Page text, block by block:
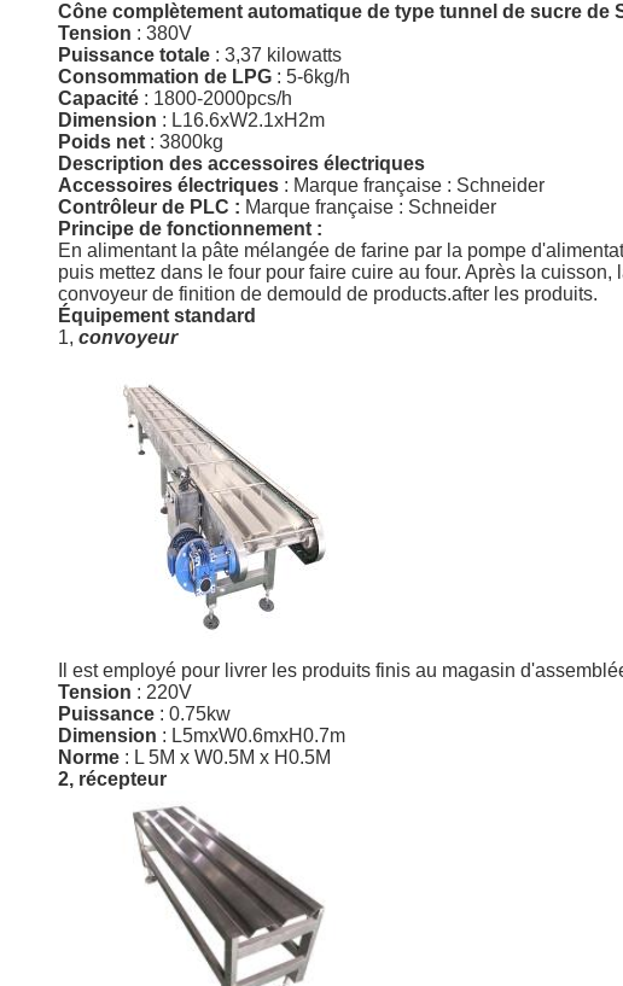
Cône complètement automatique de type tunnel de sucre de
Tension : 380V
Puissance totale : 3,37 kilowatts
Consommation de LPG : 5-6kg/h
Capacité : 1800-2000pcs/h
Dimension : L16.6xW2.1xH2m
Poids net : 3800kg
Description des accessoires électriques
Accessoires électriques : Marque française : Schneider
Contrôleur de PLC : Marque française : Schneider
Principe de fonctionnement :
En alimentant la pâte mélangée de farine par la pompe
puis mettez dans le four pour faire cuire au four. Après la
convoyeur de finition de demould de products.after les produits.
Équipement standard
1, convoyeur
Il est employé pour livrer les produits finis au magasin
Tension : 220V
Puissance : 0.75kw
Dimension : L5mxW0.6mxH0.7m
Norme : L 5M x W0.5M x H0.5M
2, récepteur